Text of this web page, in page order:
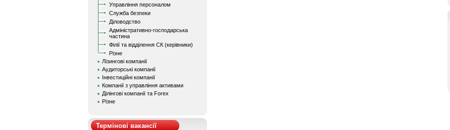
Управління персоналом
Служба безпеки
Діловодство
Адміністративно-господарська
частина
Філії та відділення СК (керівники)
Різне
Лізингові компанії
Аудиторські компанії
Інвестиційні компанії
Компанії з управління активами
Ділінгові компанії та Forex
Різне
Термінові вакансії